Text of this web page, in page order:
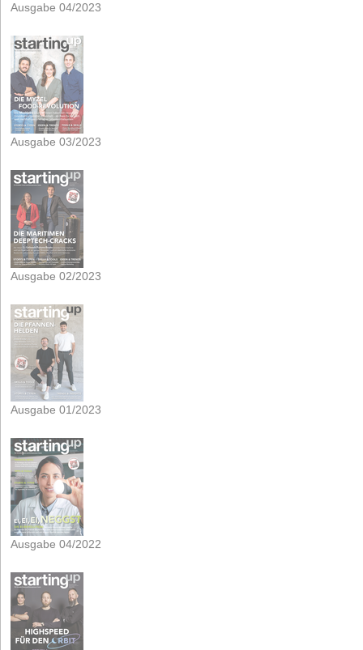
Ausgabe 04/2023
Ausgabe 03/2023
Ausgabe 02/2023
Ausgabe 01/2023
Ausgabe 04/2022